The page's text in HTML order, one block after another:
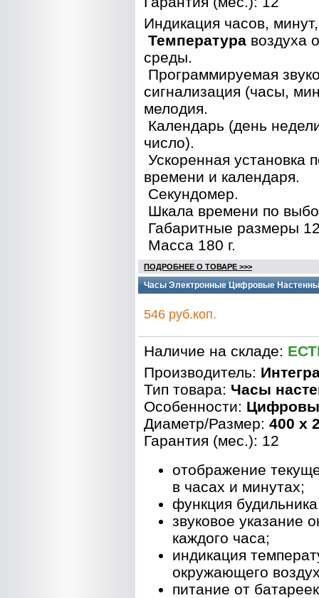
Индикация часов,
Температура воздуха
среды.
Программируемая
сигнализация (часы,
мелодия.
Календарь (день
число).
Ускоренная установка
времени и календаря.
Секундомер.
Шкала времени по
Габаритные размеры
Масса 180 г.
ПОДРОБНЕЕ О ТОВАРЕ >>>
Часы Электронные Цифровые
546 руб.коп.
Наличие на складе:
Производитель:
Тип товара: Часы
Особенности:
Диаметр/Размер: 400 x
Гарантия (мес.): 12
отображение
в часах и минутах;
функция
звуковое указание
каждого часа;
индикация
окружающего
питание от батареек